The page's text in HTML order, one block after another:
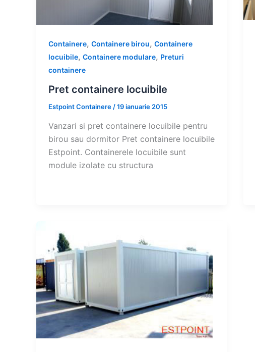
Containere, Containere birou, Containere
locuibile, Containere modulare, Preturi
containere
Pret containere locuibile
Estpoint Containere /19 ianuarie 2015
Vanzari si pret containere locuibile pentru
birou sau dormitor Pret containere locuibile
Estpoint. Containerele locuibile sunt
module izolate cu structura